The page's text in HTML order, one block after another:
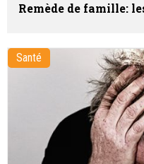
Remède de famille:
Santé